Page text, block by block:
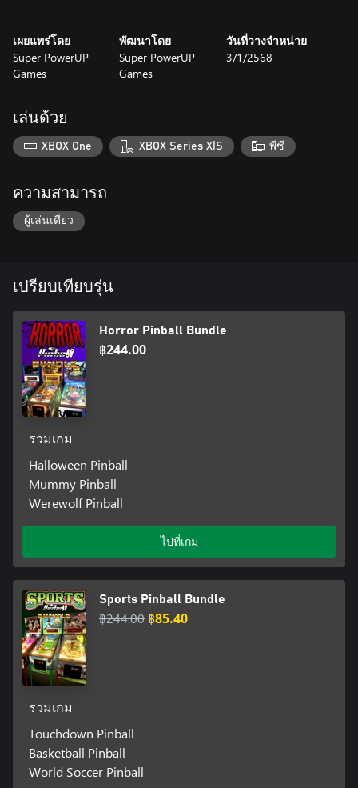
เผยแพร่โดย
Super PowerUP
Games
พัฒนาโดย
Super PowerUP
Games
วันที่วางจำหน่าย
3/1/2568
เล่นด้วย
XBOX One XBOX Series X|S พีซี
ความสามารถ
ผู้เล่นเดียว
เปรียบเทียบรุ่น
Horror Pinball Bundle
฿244.00
รวมเกม
Halloween Pinball
Mummy Pinball
Werewolf Pinball
ไปที่เกม
Sports Pinball Bundle
฿244.00 ฿85.40
รวมเกม
Touchdown Pinball
Basketball Pinball
World Soccer Pinball